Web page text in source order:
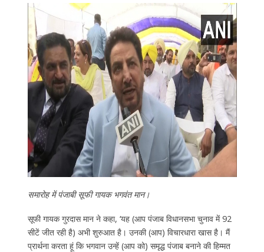
समारोह में पंजाबी सूफी गायक भगवंत मान।
सूफी गायक गुरदास मान ने कहा, ‘यह (आप पंजाब विधानसभा चुनाव में 92
सीटें जीत रही है) अभी शुरुआत है। उनकी (आप) विचारधारा खास है। मैं
प्रार्थना करता हूं कि भगवान उन्हें (आप को) समृद्ध पंजाब बनाने की हिम्मत